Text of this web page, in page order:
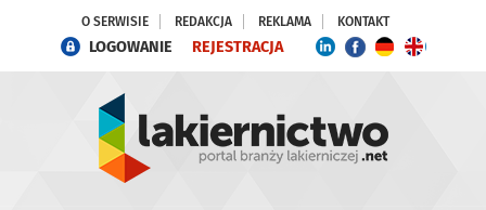
O SERWISIE REDAKCJA REKLAMA KONTAKT
LOGOWANIE REJESTRACJA